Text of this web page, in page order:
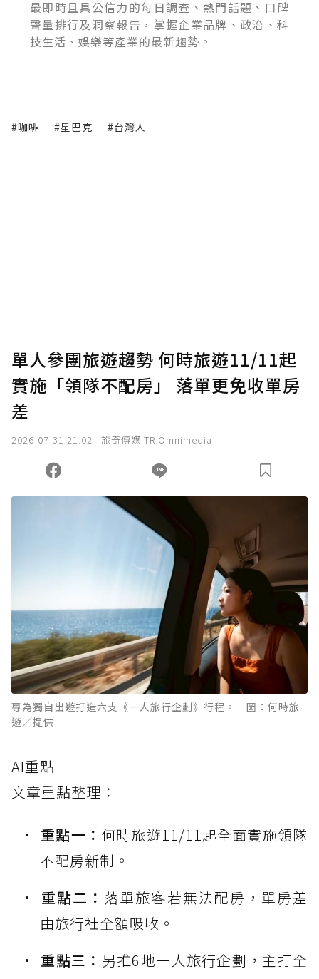
最即時且具公信力的每日調查、熱門話題、口碑
聲量排行及洞察報告，掌握企業品牌、政治、科
技生活、娛樂等產業的最新趨勢。
#咖啡 #星巴克 #台灣人
單人參團旅遊趨勢 何時旅遊11/11起
實施「領隊不配房」 落單更免收單房
差
2026-07-31 21:02 旅奇傳媒 TR Omnimedia
專為獨自出遊打造六支《一人旅行企劃》行程。 圖：何時旅
遊／提供
AI重點
文章重點整理：
重點一： 何時旅遊11/11起全面實施領隊
不配房新制。
重點二： 落單旅客若無法配房，單房差
由旅行社全額吸收。
重點三： 另推6地一人旅行企劃，主打全